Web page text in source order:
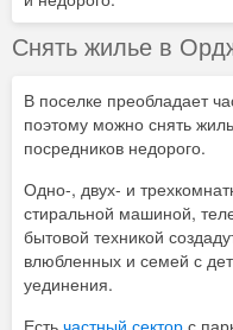
Снять жилье в
В поселке преобладает
поэтому можно снять
посредников недорого.
Одно-, двух- и
стиральной машиной,
бытовой техникой
влюбленных и семей с
уединения.